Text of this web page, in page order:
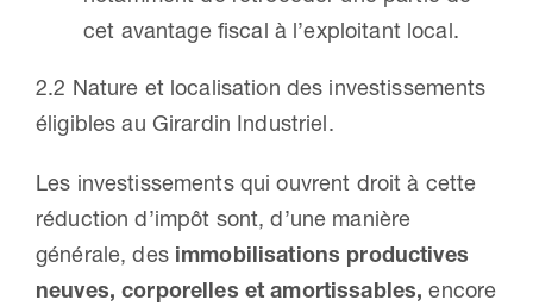
cet avantage fiscal à l’exploitant local.
2.2 Nature et localisation des investissements
éligibles au Girardin Industriel.
Les investissements qui ouvrent droit à cette
réduction d’impôt sont, d’une manière
générale, des immobilisations productives
neuves, corporelles et amortissables, encore